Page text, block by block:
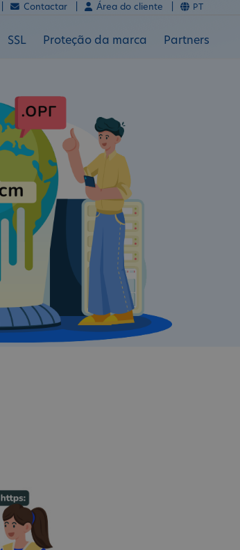
SSL Proteção da marca Partners
Contactar | Área do cliente | PT